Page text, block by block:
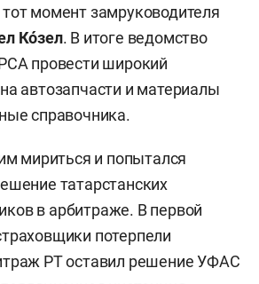
момент замруководителя
Кóзел. В итоге ведомство
провести широкий
автозапчасти и материалы
справочника.
мириться и попытался
татарстанских
в арбитраже. В первой
потерпели
РТ оставил решение УФАС